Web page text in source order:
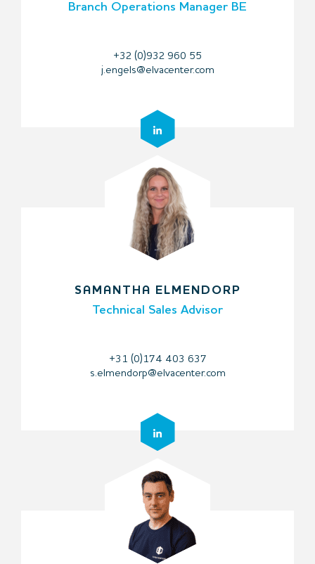
Branch Operations Manager BE
+32 (0)932 960 55
j.engels@elvacenter.com
SAMANTHA ELMENDORP
Technical Sales Advisor
+31 (0)174 403 637
s.elmendorp@elvacenter.com